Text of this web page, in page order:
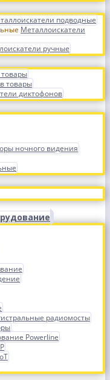
подводные
Металлоискатели
ручные
товары
диктофонов
ночного видения
радиомосты
Powerline